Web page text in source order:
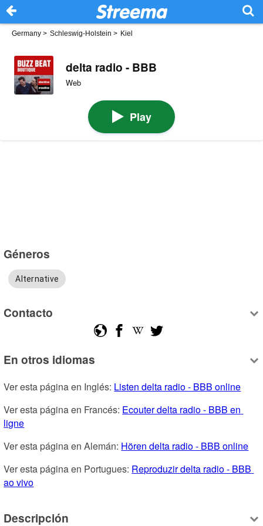
Germany > Schleswig-Holstein > Kiel
delta radio - BBB
Web
Play
Géneros
Alternative
Contacto
En otros idiomas
Ver esta página en Inglés: Listen delta radio - BBB online
Ver esta página en Francés: Ecouter delta radio - BBB en
ligne
Ver esta página en Alemán: Hören delta radio - BBB online
Ver esta página en Portugues: Reproduzir delta radio - BBB
ao vivo
Descripción